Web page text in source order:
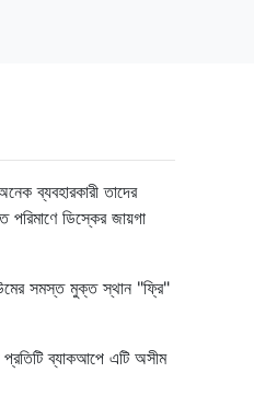
ব্যবহারকারী তাদের
ডিস্কের জায়গা
সমস্ত মুক্ত স্থান "ফ্রি"
প্রতিটি ব্যাকআপে এটি অসীম